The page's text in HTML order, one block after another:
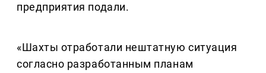
предприятия подали.
«Шахты отработали нештатную ситуация
согласно разработанным планам